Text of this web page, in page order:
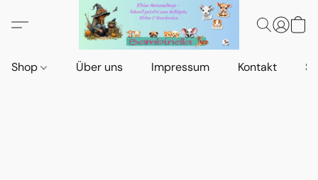
Shop Über uns Impressum Kontakt